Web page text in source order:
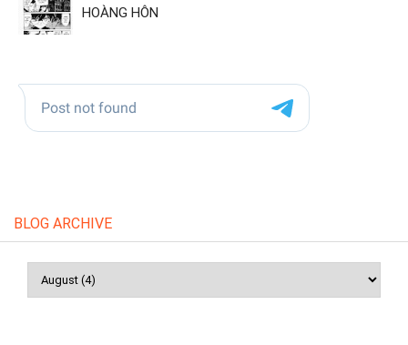
HOÀNG HÔN
BLOG ARCHIVE